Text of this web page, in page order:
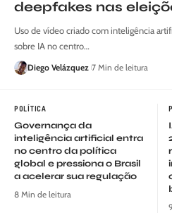
deepfakes nas
Uso de vídeo criado com inteligência
sobre IA no centro…
Diego Velázquez 7 Min de leitura
POLÍTICA
Governança da
inteligência artificial entra
no centro da política
global e pressiona o Brasil
a acelerar sua regulação
8 Min de leitura